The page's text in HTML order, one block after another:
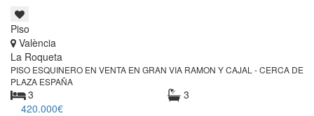
Piso
València
La Roqueta
PISO ESQUINERO EN VENTA EN GRAN VIA RAMON Y CAJAL - CERCA DE
PLAZA ESPAÑA
3
3
420.000€